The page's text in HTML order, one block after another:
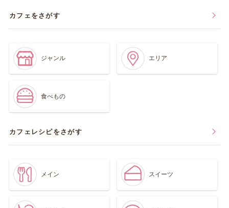
カフェをさがす
ジャンル エリア
食べもの
カフェレシピをさがす
メイン スイーツ